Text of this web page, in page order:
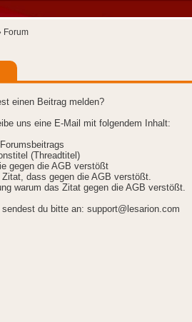
Forum
einen Beitrag melden?
uns eine E-Mail mit folgendem Inhalt:
(Threadtitel)
gegen die AGB verstößt
Zitat, dass gegen die AGB verstößt.
warum das Zitat gegen die AGB verstößt.
sendest du bitte an: support@lesarion.com